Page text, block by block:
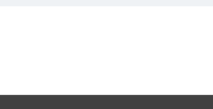
Cebolla cabezona blanca